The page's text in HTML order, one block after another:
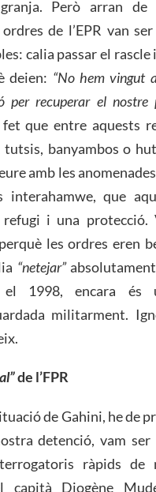
Però arran de
de l’EPR van
calia passar el rascle
deien: “No hem vingut
per recuperar el nostre
que entre aquests
tutsis, banyambos o
amb les
interahamwe, que
refugi i una protecció.
les ordres eren
“netejar”
el 1998, encara és
militarment.
de l’FPR
de Gahini, he de
detenció, vam ser
ràpids de
capità Diogène